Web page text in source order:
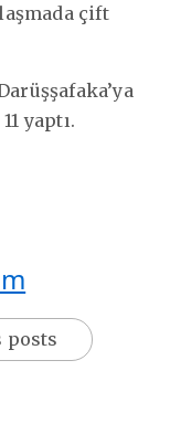
çift
yaptı.
posts